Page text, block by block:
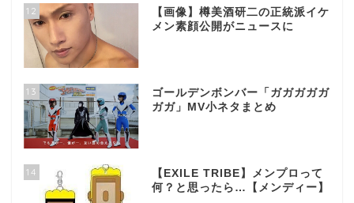
12
【画像】樽美酒研二の正統派イケ
メン素顔公開がニュースに
13
ゴールデンボンバー「ガガガガガ
ガガ」MV小ネタまとめ
14
【EXILE TRIBE】メンプロって
何？と思ったら…【メンディー】